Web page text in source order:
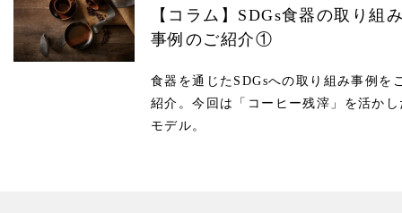
【コラム】SDGs食器の取り組
事例のご紹介①
食器を通じたSDGsへの取り組み事例を
紹介。今回は「コーヒー残滓」を活かし
モデル。